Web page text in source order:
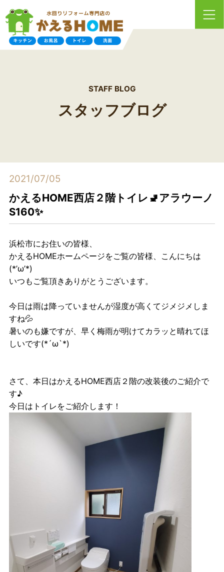
STAFF BLOG
スタッフブログ
2021/07/05
かえるHOME西店２階トイレ🚽アラウーノ
S160✨
浜松市にお住いの皆様、
かえるHOMEホームページをご覧の皆様、こんにちは
(*’ω’*)
いつもご覧頂きありがとうございます。
今日は雨は降っていませんが湿度が高くてジメジメしま
すね💦
暑いのも嫌ですが、早く梅雨が明けてカラッと晴れてほ
しいです(*´ω`*)
さて、本日はかえるHOME西店２階の改装後のご紹介で
す♪
今日はトイレをご紹介します！